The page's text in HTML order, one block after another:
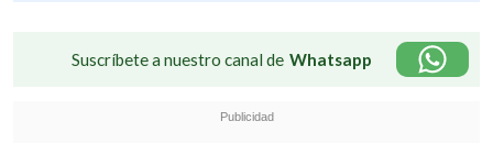
Suscríbete a nuestro canal de Whatsapp